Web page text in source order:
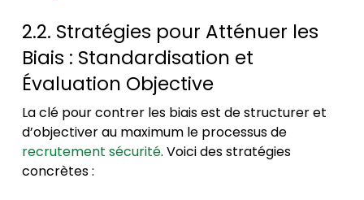
2.2. Stratégies pour Atténuer les
Biais : Standardisation et
Évaluation Objective
La clé pour contrer les biais est de structurer et
d’objectiver au maximum le processus de
recrutement sécurité. Voici des stratégies
concrètes :